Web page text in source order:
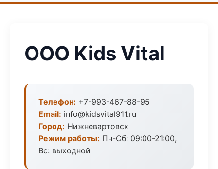
ООО Kids Vital
Телефон: +7-993-467-88-95
Email: info@kidsvital911.ru
Город: Нижневартовск
Режим работы: Пн-Сб: 09:00-21:00,
Вс: выходной